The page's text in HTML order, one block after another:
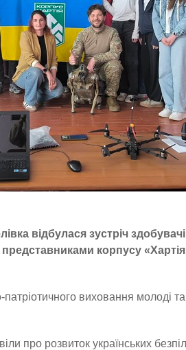
відбулася зустріч
корпусу
виховання молоді
про розвиток українських